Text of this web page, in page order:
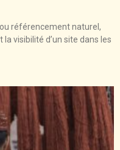
ou référencement naturel,
visibilité d’un site dans les